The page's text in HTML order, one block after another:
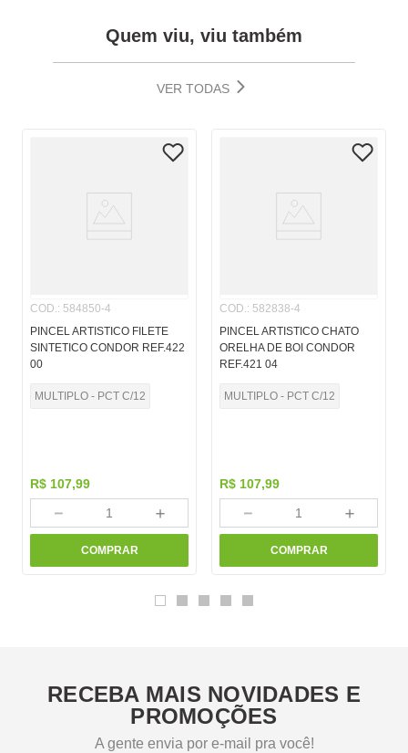
Quem viu, viu também
VER TODAS
COD.: 584850-4
PINCEL ARTISTICO FILETE
SINTETICO CONDOR REF.422
00
MULTIPLO - PCT C/12
R$ 107,99
＋
－
COMPRAR
COD.: 582838-4
PINCEL ARTISTICO CHATO
ORELHA DE BOI CONDOR
REF.421 04
MULTIPLO - PCT C/12
R$ 107,99
＋
－
COMPRAR
RECEBA MAIS NOVIDADES E
PROMOÇÕES
A gente envia por e-mail pra você!